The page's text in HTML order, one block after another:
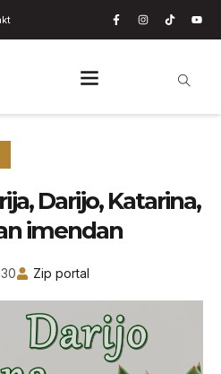
Darijo, Katarina,
imendan
Zip portal